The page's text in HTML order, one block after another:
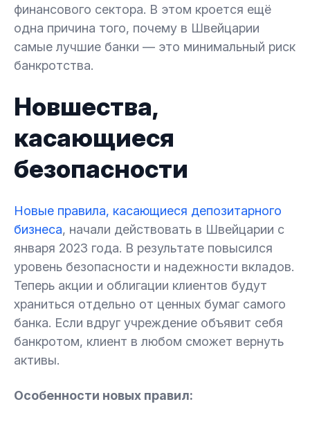
финансового сектора. В этом кроется ещё
одна причина того, почему в Швейцарии
самые лучшие банки — это минимальный риск
банкротства.
Новшества,
касающиеся
безопасности
Новые правила, касающиеся депозитарного
бизнеса, начали действовать в Швейцарии с
января 2023 года. В результате повысился
уровень безопасности и надежности вкладов.
Теперь акции и облигации клиентов будут
храниться отдельно от ценных бумаг самого
банка. Если вдруг учреждение объявит себя
банкротом, клиент в любом сможет вернуть
активы.
Особенности новых правил: